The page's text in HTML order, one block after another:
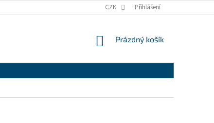
CZK Přihlášení
NÁKUPNÍ
Prázdný košík